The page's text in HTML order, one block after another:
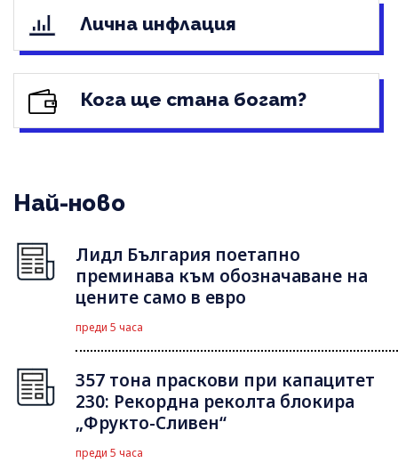
Лична инфлация
Кога ще стана богат?
Най-ново
Лидл България поетапно
преминава към обозначаване на
цените само в евро
преди 5 часа
357 тона праскови при капацитет
230: Рекордна реколта блокира
„Фрукто-Сливен“
преди 5 часа